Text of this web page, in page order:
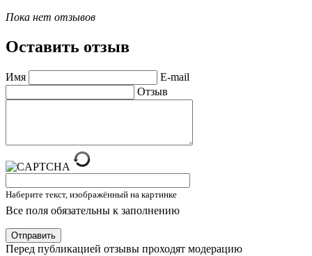
Пока нет отзывов
Оставить отзыв
Имя
E-mail
Отзыв
Наберите текст, изображённый на картинке
Все поля обязательны к заполнению
Отправить
Перед публикацией отзывы проходят модерацию